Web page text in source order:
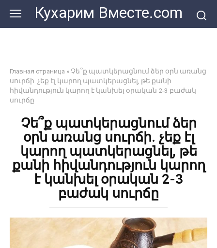
контенту
Кухарим Вместе.com
Главная страница » Չե՞ք պատկերացնում ձեր օրն առանց
սուրճի. չեք էլ կարող պատկերացնել, թե քանի
հիվանդություն կարող է կանխել օրական 2-3 բաժակ
սուրճը
Չե՞ք պատկերացնում ձեր
օրն առանց սուրճի. չեք էլ
կարող պատկերացնել, թե
քանի հիվանդություն կարող
է կանխել օրական 2-3
բաժակ սուրճը